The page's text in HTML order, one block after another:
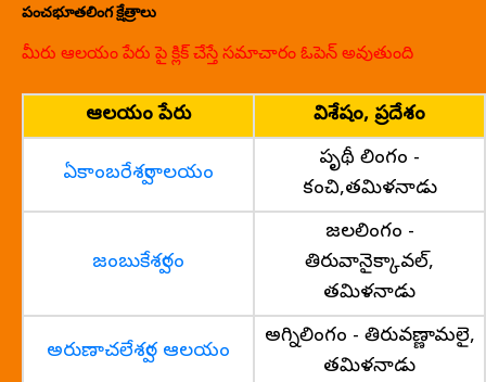
పంచభూతలింగ క్షేత్రాలు
మీరు ఆలయం పేరు పై క్లిక్ చేస్తే సమాచారం ఓపెన్ అవుతుంది
ఆలయం పేరు విశేషం, ప్రదేశం
ఏకాంబరేశ్వరాలయం
పృథ్వీ లింగం -
కంచి,తమిళనాడు
జంబుకేశ్వరం
జలలింగం -
తిరువానైక్కావల్,
తమిళనాడు
అరుణాచలేశ్వర ఆలయం
అగ్నిలింగం - తిరువణ్ణామలై,
తమిళనాడు